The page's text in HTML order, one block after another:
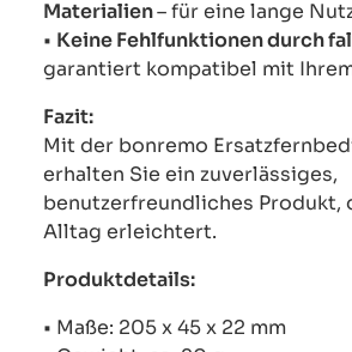
Materialien– für eine lange
• Keine Fehlfunktionen durch
garantiert kompatibel mit
Fazit:
Mit der bonremo
erhalten Sie ein zuverlässiges,
benutzerfreundliches Produkt,
Alltag erleichtert.
Produktdetails:
• Maße: 205 x 45 x 22 mm